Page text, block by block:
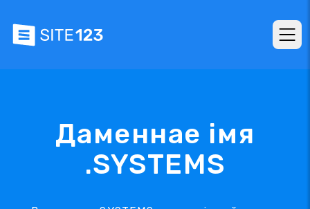
Даменнае імя
.SYSTEMS